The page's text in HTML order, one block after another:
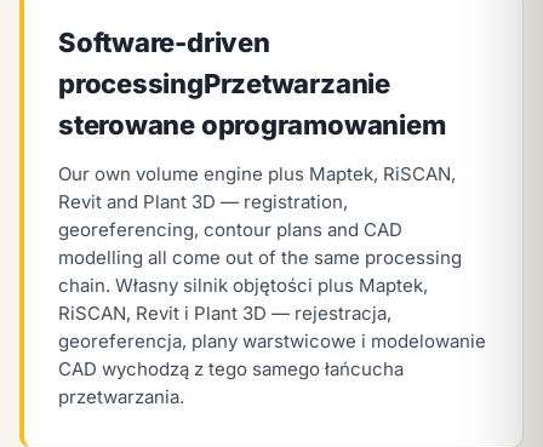
Software-driven
processingPrzetwarzanie
sterowane oprogramowaniem
Our own volume engine plus Maptek, RiSCAN,
Revit and Plant 3D — registration,
georeferencing, contour plans and CAD
modelling all come out of the same processing
chain. Własny silnik objętości plus Maptek,
RiSCAN, Revit i Plant 3D — rejestracja,
georeferencja, plany warstwicowe i modelowanie
CAD wychodzą z tego samego łańcucha
przetwarzania.